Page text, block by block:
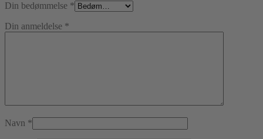
Din bedømmelse *
Din anmeldelse *
Navn *